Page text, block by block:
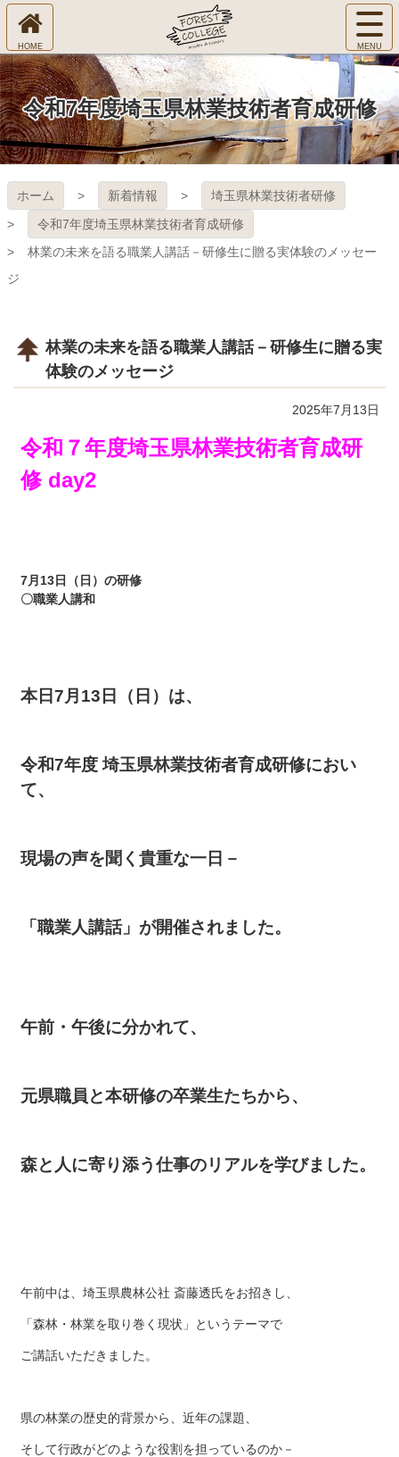
コ
テ
ン
ツ
本
文
へ
ス
プ
令和7年度埼玉県林業技術者育成研修
ホーム 新着情報
埼玉県林業技術者研修
令和7年度埼玉県林業技術者育成研修
林業の未来を語る職業人講話－研修生に贈る実体験のメッセー
ジ
林業の未来を語る職業人講話－研修生に贈る実
体験のメッセージ
2025年7月13日
令和７年度埼玉県林業技術者育成研
修 day2
7月13日（日）の研修
〇職業人講和
本日7月13日（日）は、
令和7年度 埼玉県林業技術者育成研修におい
て、
現場の声を聞く貴重な一日－
「職業人講話」が開催されました。
午前・午後に分かれて、
元県職員と本研修の卒業生たちから、
森と人に寄り添う仕事のリアルを学びました。
午前中は、埼玉県農林公社 斎藤透氏をお招きし、
「森林・林業を取り巻く現状」というテーマで
ご講話いただきました。
県の林業の歴史的背景から、近年の課題、
そして行政がどのような役割を担っているのか－
㈱Ｆ
ＯＲ
ＥＳ
Ｔ Ｃ
ＯＬ
ホ
ー
ム
へ
サ
イ
ト
ュ
ー
を
開